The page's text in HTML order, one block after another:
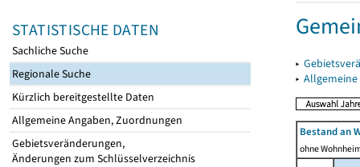
STATISTISCHE DATEN
Sachliche Suche
Regionale Suche
Kürzlich bereitgestellte Daten
Allgemeine Angaben, Zuordnungen
Gebietsveränderungen,
Änderungen zum Schlüsselverzeichnis
▸
▸
Bestand an
ohne